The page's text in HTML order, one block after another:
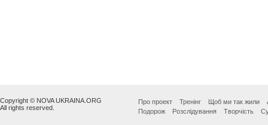
Copyright © NOVA UKRAINA.ORG
All rights reserved.
Про проект Тренінг Щоб ми так жили
Подорож
Розслідування Творчість